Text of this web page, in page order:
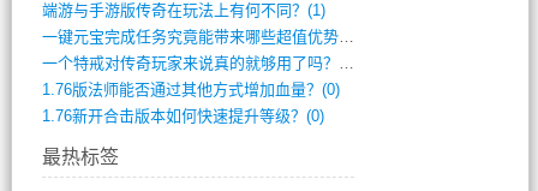
端游与手游版传奇在玩法上有何不同？(1)
一键元宝完成任务究竟能带来哪些超值优势？(0)
一个特戒对传奇玩家来说真的就够用了吗？(0)
1.76版法师能否通过其他方式增加血量？(0)
1.76新开合击版本如何快速提升等级？(0)
最热标签